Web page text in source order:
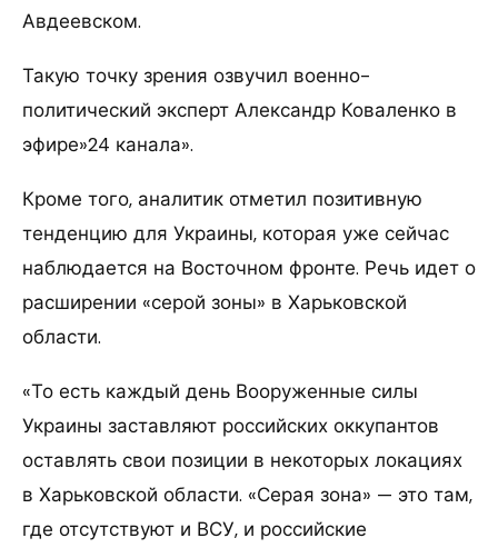
Авдеевском.
Такую точку зрения озвучил военно-
политический эксперт Александр Коваленко в
эфире»24 канала».
Кроме того, аналитик отметил позитивную
тенденцию для Украины, которая уже сейчас
наблюдается на Восточном фронте. Речь идет о
расширении «серой зоны» в Харьковской
области.
«То есть каждый день Вооруженные силы
Украины заставляют российских оккупантов
оставлять свои позиции в некоторых локациях
в Харьковской области. «Серая зона» — это там,
где отсутствуют и ВСУ, и российские